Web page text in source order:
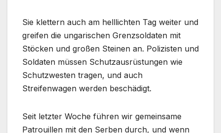
Sie klettern auch am helllichten Tag weiter und
greifen die ungarischen Grenzsoldaten mit
Stöcken und großen Steinen an. Polizisten und
Soldaten müssen Schutzausrüstungen wie
Schutzwesten tragen, und auch
Streifenwagen werden beschädigt.
Seit letzter Woche führen wir gemeinsame
Patrouillen mit den Serben durch, und wenn